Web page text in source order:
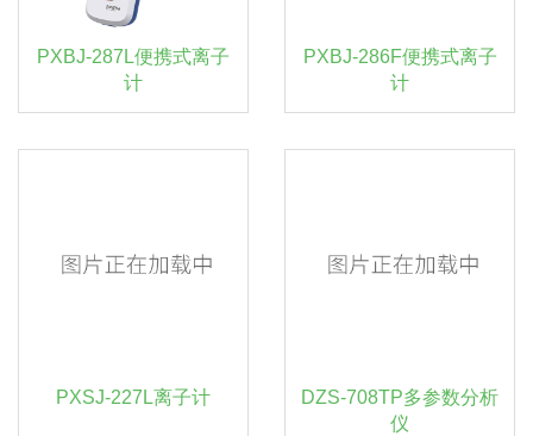
PXBJ-287L便携式离子
计
PXBJ-286F便携式离子
计
PXSJ-227L离子计
DZS-708TP多参数分析
仪